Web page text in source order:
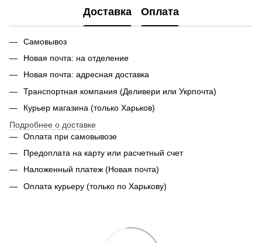
Доставка Оплата
Самовывоз
Новая почта: на отделение
Новая почта: адресная доставка
Транспортная компания (Деливери или Укрпочта)
Курьер магазина (только Харьков)
Подробнее о доставке
Оплата при самовывозе
Предоплата на карту или расчетный счет
Наложенный платеж (Новая почта)
Оплата курьеру (только по Харькову)